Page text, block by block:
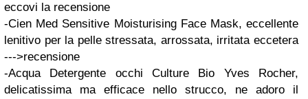
eccovi la recensione
-Cien Med Sensitive Moisturising Face Mask, eccellente
lenitivo per la pelle stressata, arrossata, irritata eccetera
--->recensione
-Acqua Detergente occhi Culture Bio Yves Rocher,
delicatissima ma efficace nello strucco, ne adoro il